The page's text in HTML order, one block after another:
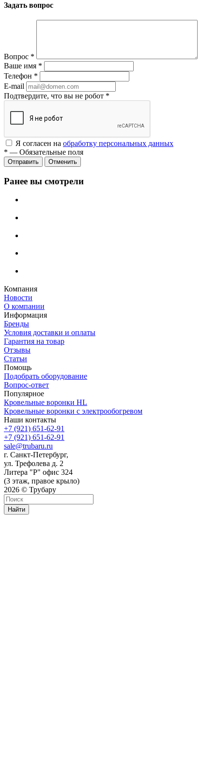
Задать вопрос
Вопрос *
Ваше имя *
Телефон *
E-mail
Подтвердите, что вы не робот *
Я согласен на обработку персональных данных
* — Обязательные поля
Отменить
Ранее вы смотрели
Компания
Новости
О компании
Информация
Бренды
Условия доставки и оплаты
Гарантия на товар
Отзывы
Статьи
Помощь
Подобрать оборудование
Вопрос-ответ
Популярное
Кровельные воронки HL
Кровельные воронки с электрообогревом
Наши контакты
+7 (921) 651-62-91
+7 (921) 651-62-91
sale@trubaru.ru
г. Санкт-Петербург,
ул. Трефолева д. 2
Литера "Р" офис 324
(3 этаж, правое крыло)
2026 © Трубару
Найти